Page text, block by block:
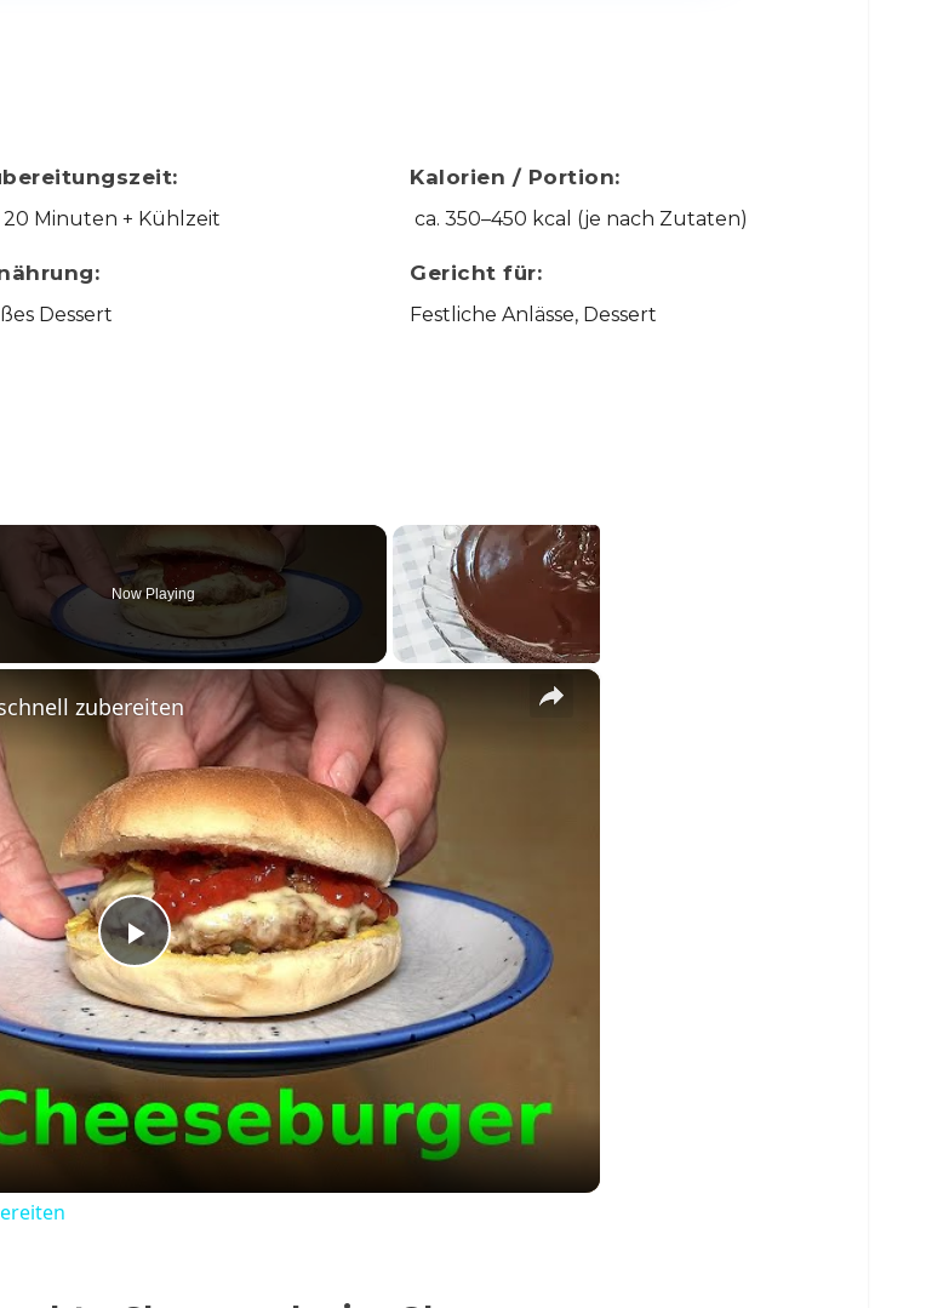
20 Minuten + Kühlzeit
Dessert
Kalorien / Portion:
ca. 350–450 kcal (je nach Zutaten)
Gericht für:
Festliche Anlässe, Dessert
Now Playing
×
Play
Video
zubereiten